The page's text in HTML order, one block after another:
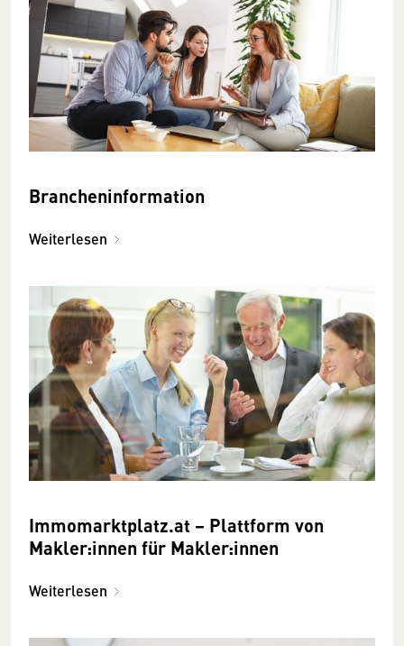
Brancheninformation
Weiterlesen
Immomarktplatz.at − Plattform von
Makler:innen für Makler:innen
Weiterlesen